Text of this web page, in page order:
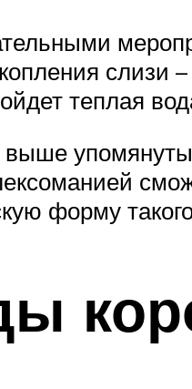
слизи
теплая
форму